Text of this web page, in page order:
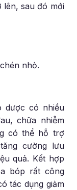
lên, sau đó mới
nhỏ.
dược có nhiều
chữa nhiễm
có thể hỗ trợ
cường lưu
quả. Kết hợp
bóp rất công
tác dụng giảm